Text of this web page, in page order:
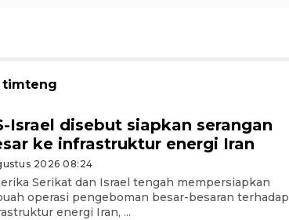
timteng
Israel disebut siapkan serangan
ke infrastruktur energi Iran
2026 08:24
Serikat dan Israel tengah mempersiapkan
operasi pengeboman besar-besaran terhadap
energi Iran, ...